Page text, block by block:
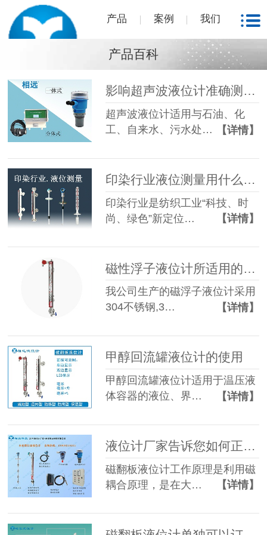
产品 案例 我们
产品百科
影响超声波液位计准确测量的五大因素你知道吗？
超声波液位计适用与石油、化
工、自来水、污水处…
【详情】
印染行业液位测量用什么液位计-西安相远科技
印染行业是纺织工业“科技、时
尚、绿色”新定位…
【详情】
我公司生产的磁浮子液位计采用
304不锈钢,3…
【详情】
甲醇回流罐液位计的使用
甲醇回流罐液位计适用于温压液
体容器的液位、界…
【详情】
液位计厂家告诉您如何正常检测液位计流程
磁翻板液位计工作原理是利用磁
耦合原理，是在大…
【详情】